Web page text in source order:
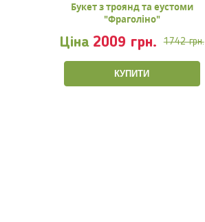
Букет з троянд та еустоми
"Фраголіно"
Ціна 2009 грн. 1742 грн.
КУПИТИ